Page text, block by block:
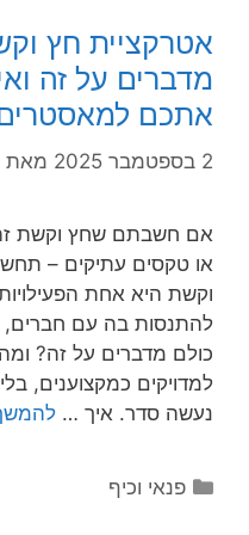
אטרקציית חץ
מדברים על זה
אתכם
2 בספטמבר 2025 מאת
אם חשבתם שחץ וקשת זה
או טקסים עתיקים –
וקשת היא אחת
להתנסות בה עם חברים,
כולם מדברים על זה?
למדויקים כמקצוענים, בלי
נעשה סדר. איך …
קטגוריות
פנאי וכיף